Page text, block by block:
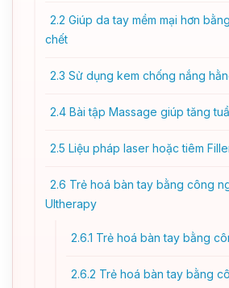
2.2 Giúp da tay mềm mại hơn
chết
2.3 Sử dụng kem chống nắng
2.4 Bài tập Massage giúp tăng
2.5 Liệu pháp laser hoặc tiêm
2.6 Trẻ hoá bàn tay bằng công
Ultherapy
2.6.1 Trẻ hoá bàn tay bằng
2.6.2 Trẻ hoá bàn tay bằng